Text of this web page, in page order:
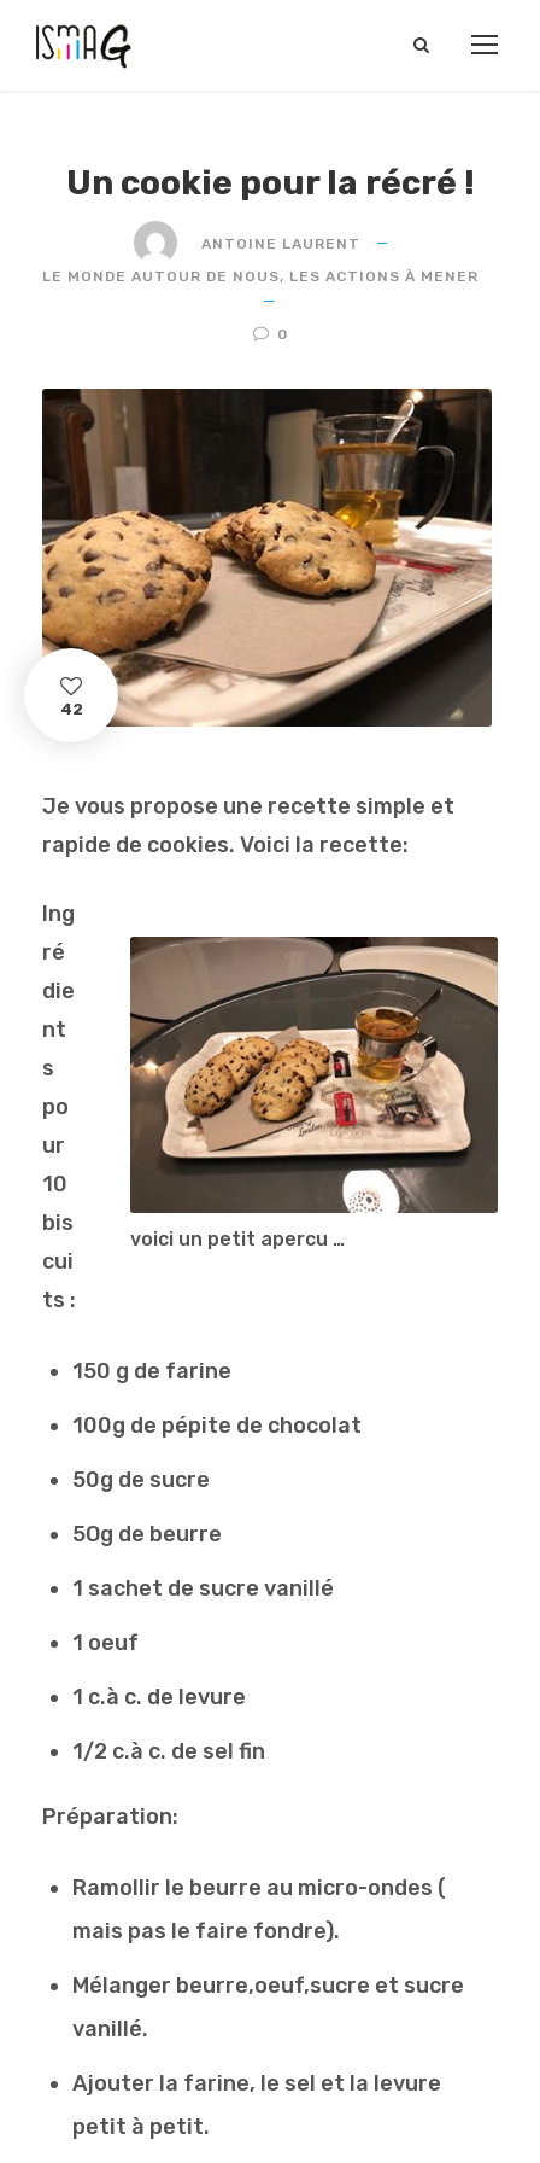
Un cookie pour la récré !
ANTOINE LAURENT
LE MONDE AUTOUR DE NOUS, LES ACTIONS À MENER
0
42
Je vous propose une recette simple et
rapide de cookies. Voici la recette:
voici un petit apercu …
Ing
ré
die
nt
s
po
ur
10
bis
cui
ts :
150 g de farine
100g de pépite de chocolat
50g de sucre
5Og de beurre
1 sachet de sucre vanillé
1 oeuf
1 c.à c. de levure
1/2 c.à c. de sel fin
Préparation:
Ramollir le beurre au micro-ondes (
mais pas le faire fondre).
Mélanger beurre,oeuf,sucre et sucre
vanillé.
Ajouter la farine, le sel et la levure
petit à petit.